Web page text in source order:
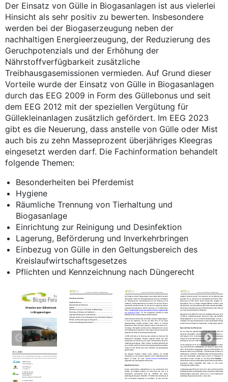
Der Einsatz von Gülle in Biogasanlagen ist aus vielerlei
Hinsicht als sehr positiv zu bewerten. Insbesondere
werden bei der Biogaserzeugung neben der
nachhaltigen Energieerzeugung, der Reduzierung des
Geruchpotenzials und der Erhöhung der
Nährstoffverfügbarkeit zusätzliche
Treibhausgasemissionen vermieden. Auf Grund dieser
Vorteile wurde der Einsatz von Gülle in Biogasanlagen
durch das EEG 2009 in Form des Güllebonus und seit
dem EEG 2012 mit der speziellen Vergütung für
Güllekleinanlagen zusätzlich gefördert. Im EEG 2023
gibt es die Neuerung, dass anstelle von Gülle oder Mist
auch bis zu zehn Masseprozent überjähriges Kleegras
eingesetzt werden darf. Die Fachinformation behandelt
folgende Themen:
Besonderheiten bei Pferdemist
Hygiene
Räumliche Trennung von Tierhaltung und
Biogasanlage
Einrichtung zur Reinigung und Desinfektion
Lagerung, Beförderung und Inverkehrbringen
Einbezug von Gülle in den Geltungsbereich des
Kreislaufwirtschaftsgesetzes
Pflichten und Kennzeichnung nach Düngerecht